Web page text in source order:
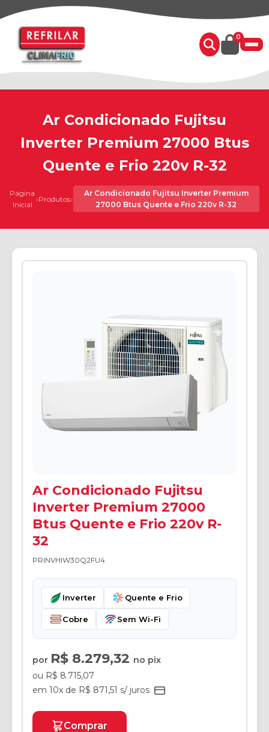
0
Ar Condicionado Fujitsu
Inverter Premium 27000 Btus
Quente e Frio 220v R-32
Página
Inicial ›Produtos›
Ar Condicionado Fujitsu Inverter Premium
27000 Btus Quente e Frio 220v R-32
Ar Condicionado Fujitsu
Inverter Premium 27000
Btus Quente e Frio 220v R-
32
PRINVHIW30Q2FU4
Inverter Quente e Frio
Cobre Sem Wi-Fi
por R$ 8.279,32 no pix
ou R$ 8.715,07
em 10x de R$ 871,51 s/ juros
Comprar